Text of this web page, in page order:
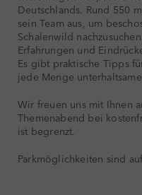
Deutschlands. Rund 550
sein Team aus, um
Schalenwild
Erfahrungen und
Es gibt praktische Tipps
jede Menge
Wir freuen uns mit Ihnen
Themenabend bei
ist begrenzt.
Parkmöglichkeiten sind